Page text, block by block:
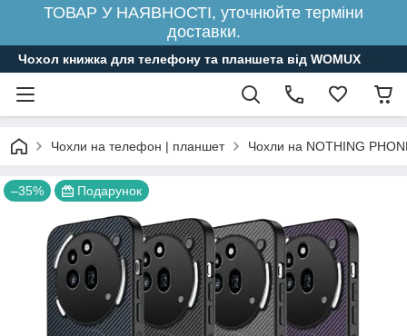
ТОВАР У НАЯВНОСТІ, уточнюйте терміни
доставки.
Чохол книжка для телефону та планшета від WOMUX
Чохли на телефон | планшет Чохли на NOTHING
–35% Подарунок